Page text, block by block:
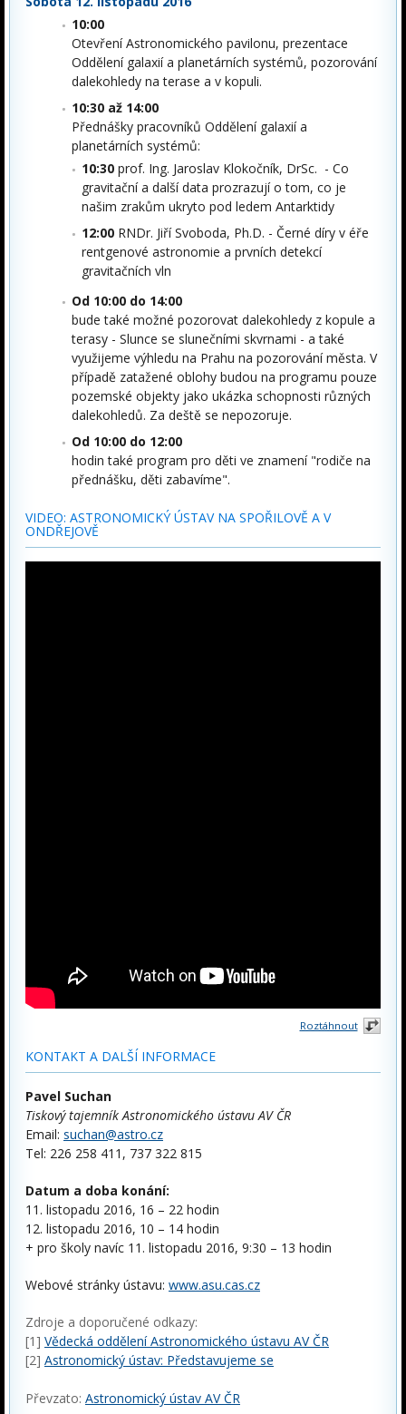
10:00
Otevření Astronomického pavilonu, prezentace
Oddělení galaxií a planetárních systémů, pozorování
dalekohledy na terase a v kopuli.
10:30 až 14:00
Přednášky pracovníků Oddělení galaxií a
planetárních systémů:
10:30 prof. Ing. Jaroslav Klokočník, DrSc. - Co
gravitační a další data prozrazují o tom, co je
našim zrakům ukryto pod ledem Antarktidy
12:00 RNDr. Jiří Svoboda, Ph.D. - Černé díry v éře
rentgenové astronomie a prvních detekcí
gravitačních vln
Od 10:00 do 14:00
bude také možné pozorovat dalekohledy z kopule a
terasy - Slunce se slunečními skvrnami - a také
využijeme výhledu na Prahu na pozorování města. V
případě zatažené oblohy budou na programu pouze
pozemské objekty jako ukázka schopnosti různých
dalekohledů. Za deště se nepozoruje.
Od 10:00 do 12:00
hodin také program pro děti ve znamení "rodiče na
přednášku, děti zabavíme".
VIDEO: ASTRONOMICKÝ ÚSTAV NA SPOŘILOVĚ A V
ONDŘEJOVĚ
Roztáhnout
KONTAKT A DALŠÍ INFORMACE
Pavel Suchan
Tiskový tajemník Astronomického ústavu AV ČR
Email: suchan@astro.cz
Tel: 226 258 411, 737 322 815
Datum a doba konání:
11. listopadu 2016, 16 – 22 hodin
12. listopadu 2016, 10 – 14 hodin
+ pro školy navíc 11. listopadu 2016, 9:30 – 13 hodin
Webové stránky ústavu: www.asu.cas.cz
Zdroje a doporučené odkazy:
[1] Vědecká oddělení Astronomického ústavu AV ČR
[2] Astronomický ústav: Představujeme se
Převzato: Astronomický ústav AV ČR